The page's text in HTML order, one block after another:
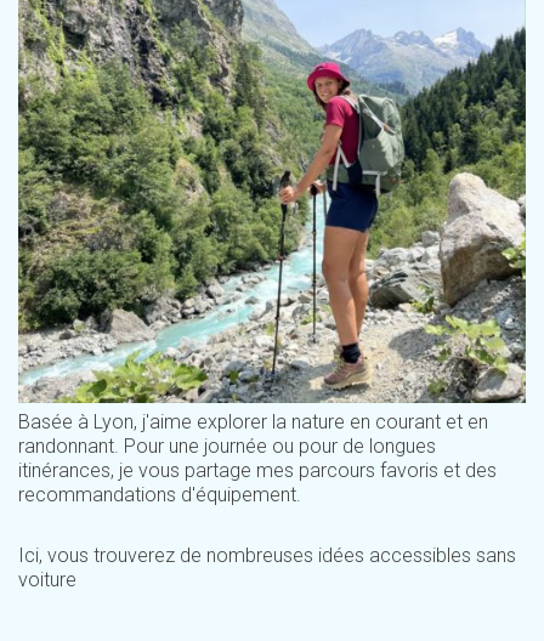
Basée à Lyon, j'aime explorer la nature en courant et en
randonnant. Pour une journée ou pour de longues
itinérances, je vous partage mes parcours favoris et des
recommandations d'équipement.
Ici, vous trouverez de nombreuses idées accessibles sans
voiture